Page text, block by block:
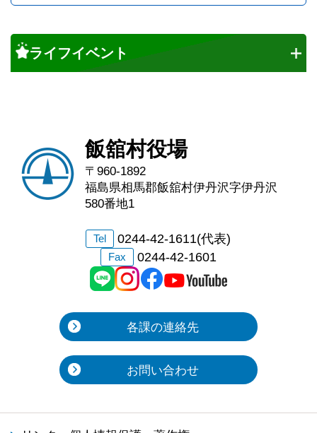
ライフイベント
飯舘村役場
〒960-1892
福島県相馬郡飯舘村伊丹沢字伊丹沢
580番地1
Tel 0244-42-1611(代表)
Fax 0244-42-1601
各課の連絡先
お問い合わせ